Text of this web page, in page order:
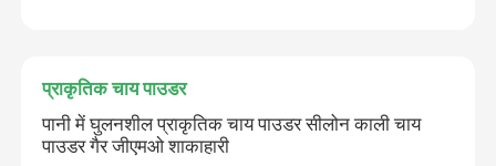
प्राकृतिक चाय पाउडर
पानी में घुलनशील प्राकृतिक चाय पाउडर सीलोन काली चाय
पाउडर गैर जीएमओ शाकाहारी